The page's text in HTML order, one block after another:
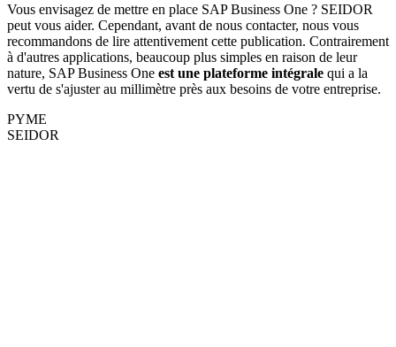
Vous envisagez de mettre en place SAP Business One ? SEIDOR
peut vous aider. Cependant, avant de nous contacter, nous vous
recommandons de lire attentivement cette publication. Contrairement
à d'autres applications, beaucoup plus simples en raison de leur
nature, SAP Business One est une plateforme intégrale qui a la
vertu de s'ajuster au millimètre près aux besoins de votre entreprise.
PYME
SEIDOR